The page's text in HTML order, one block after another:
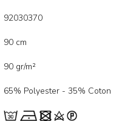
92030370
90 cm
90 gr/m²
65% Polyester - 35% Coton